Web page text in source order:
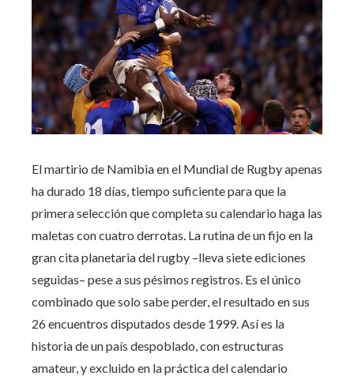
El martirio de Namibia en el Mundial de Rugby apenas
ha durado 18 días, tiempo suficiente para que la
primera selección que completa su calendario haga las
maletas con cuatro derrotas. La rutina de un fijo en la
gran cita planetaria del rugby –lleva siete ediciones
seguidas– pese a sus pésimos registros. Es el único
combinado que solo sabe perder, el resultado en sus
26 encuentros disputados desde 1999. Así es la
historia de un país despoblado, con estructuras
amateur, y excluido en la práctica del calendario